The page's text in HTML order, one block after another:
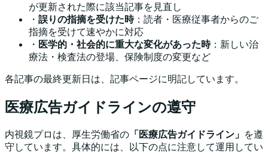
が更新された際に該当記事を見直し
・ 誤りの指摘を受けた時：読者・医療従事者からのご
指摘を受けて速やかに対応
・ 医学的・社会的に重大な変化があった時：新しい治
療法・検査法の登場、保険制度の変更など
各記事の最終更新日は、記事ページに明記しています。
医療広告ガイドラインの遵守
内視鏡プロは、厚生労働省の 「医療広告ガイドライン」 を遵
守しています。具体的には、以下の点に注意して運用してい